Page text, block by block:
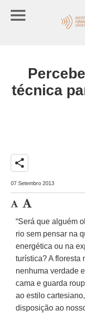
técnica
share
07 Setembro 2013
“Será que alguém
rio sem pensar na
energética ou na
turística? A floresta
nenhuma verdade
cama e guarda
ao estilo
disposição ao